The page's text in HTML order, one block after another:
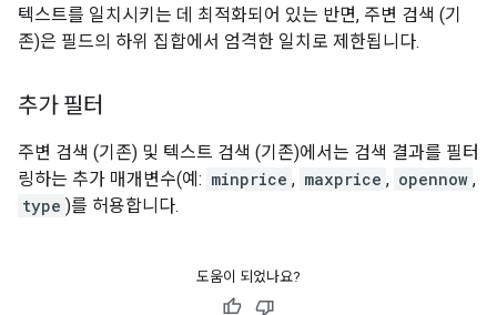
텍스트를 일치시키는 데 최적화되어 있는 반면, 주변 검색 (기
존)은 필드의 하위 집합에서 엄격한 일치로 제한됩니다.
추가 필터
주변 검색 (기존) 및 텍스트 검색 (기존)에서는 검색 결과를 필터
링하는 추가 매개변수(예: minprice , maxprice , opennow ,
type )를 허용합니다.
도움이 되었나요?